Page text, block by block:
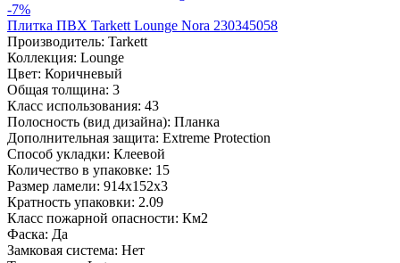
-7%
Плитка ПВХ Tarkett Lounge Nora 230345058
Производитель: Tarkett
Коллекция: Lounge
Цвет: Коричневый
Общая толщина: 3
Класс использования: 43
Полосность (вид дизайна): Планка
Дополнительная защита: Extreme Protection
Способ укладки: Клеевой
Количество в упаковке: 15
Размер ламели: 914x152x3
Кратность упаковки: 2.09
Класс пожарной опасности: Км2
Фаска: Да
Замковая система: Нет